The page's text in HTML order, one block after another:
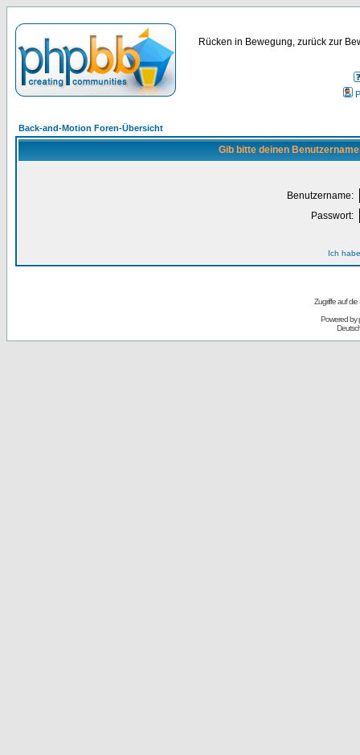
Rücken in Bewegung, zurück zur
Back-and-Motion Foren-Übersicht
Gib bitte deinen
Benutzername:
Passwort:
Ich
Zugriffe auf
Powered by